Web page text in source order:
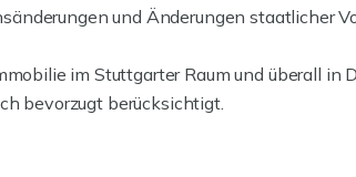
und Änderungen staatlicher
im Stuttgarter Raum und überall
bevorzugt berücksichtigt.